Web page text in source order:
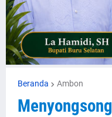
Beranda Ambon